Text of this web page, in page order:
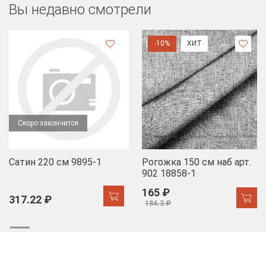
Вы недавно смотрели
Скоро закончится
Сатин 220 см 9895-1
317.22 ₽
-10% ХИТ
Рогожка 150 см наб арт.
902 18858-1
165 ₽
184.3 ₽